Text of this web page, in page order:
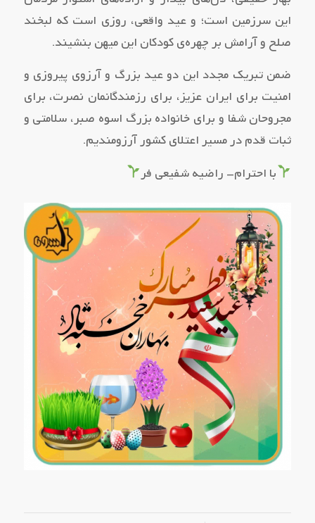
این سرزمین است؛ و عید واقعی، روزی است که لبخند
صلح و آرامش بر چهره‌ی کودکان این میهن بنشیند.
ضمن تبریک مجدد این دو عید بزرگ و آرزوی پیروزی و
امنیت برای ایران عزیز، برای رزمندگانمان نصرت، برای
مجروحان شفا و برای خانواده بزرگ اسوه صبر، سلامتی و
ثبات قدم در مسیر اعتلای کشور آرزومندیم.
با احترام- راضیه شفیعی فر